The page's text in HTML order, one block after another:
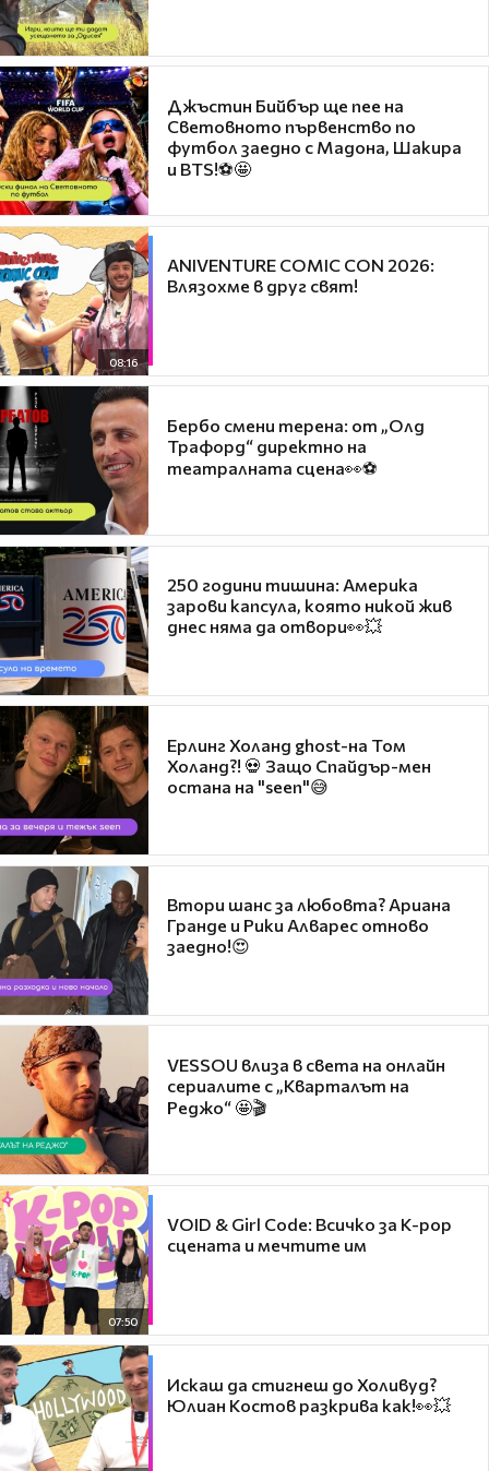
Джъстин Бийбър ще пее на
Световното първенство по
футбол заедно с Мадона, Шакира
и BTS!⚽🤩
08:16
ANIVENTURE COMIC CON 2026:
Влязохме в друг свят!
Бербо смени терена: от „Олд
Трафорд“ директно на
театралната сцена👀⚽
250 години тишина: Америка
зарови капсула, която никой жив
днес няма да отвори👀💥
Ерлинг Холанд ghost-на Том
Холанд?! 💀 Защо Спайдър-мен
остана на "seen"😅
Втори шанс за любовта? Ариана
Гранде и Рики Алварес отново
заедно!😍
VESSOU влиза в света на онлайн
сериалите с „Кварталът на
Реджо“ 🤩🎬
07:50
VOID & Girl Code: Всичко за K-pop
сцената и мечтите им
Искаш да стигнеш до Холивуд?
Юлиан Костов разкрива как!👀💥